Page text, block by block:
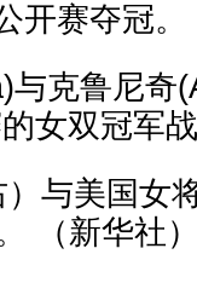
开赛夺冠。
克鲁尼奇
女双冠军